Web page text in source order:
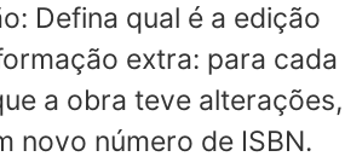
Defina qual é a edição
extra: para cada
a obra teve alterações,
novo número de ISBN.